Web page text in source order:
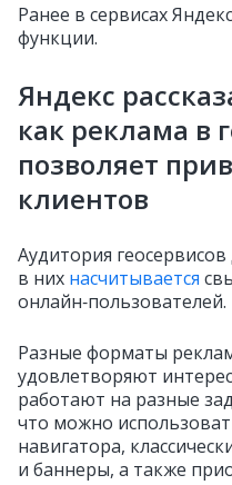
Ранее в сервисах
функции.
Яндекс
как реклама в
позволяет
клиентов
Аудитория
в них насчитывается
онлайн‑пользователей.
Разные форматы
удовлетворяют
работают на разные
что можно
навигатора,
и баннеры, а также